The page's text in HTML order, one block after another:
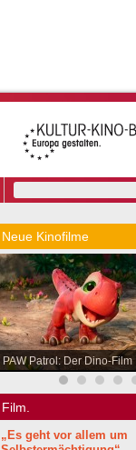
Neue Kinofilme
PAW Patrol: Der Dino-Film
Film.
„Es geht vor allem um